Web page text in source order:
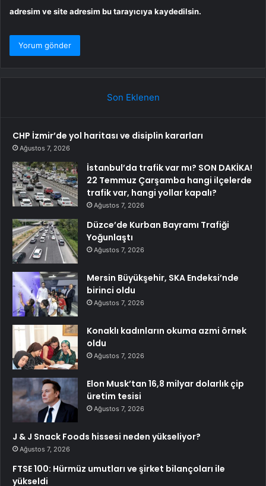
adresim ve site adresim bu tarayıcıya kaydedilsin.
Son Eklenen
CHP İzmir’de yol haritası ve disiplin kararları
Ağustos 7, 2026
İstanbul’da trafik var mı? SON DAKİKA!
22 Temmuz Çarşamba hangi ilçelerde
trafik var, hangi yollar kapalı?
Ağustos 7, 2026
Düzce’de Kurban Bayramı Trafiği
Yoğunlaştı
Ağustos 7, 2026
Mersin Büyükşehir, SKA Endeksi’nde
birinci oldu
Ağustos 7, 2026
Konaklı kadınların okuma azmi örnek
oldu
Ağustos 7, 2026
Elon Musk’tan 16,8 milyar dolarlık çip
üretim tesisi
Ağustos 7, 2026
J & J Snack Foods hissesi neden yükseliyor?
Ağustos 7, 2026
FTSE 100: Hürmüz umutları ve şirket bilançoları ile
yükseldi